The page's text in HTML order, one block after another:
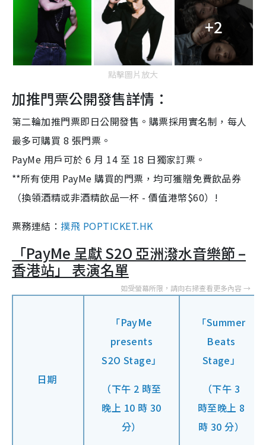
+2
點擊圖片放大
加推門票公開發售詳情：
第二輪加推門票即日公開發售。購票採用實名制，每人
最多可購買 8 張門票。
PayMe 用戶可於 6 月 14 至 18 日獨家訂票。
**所有使用 PayMe 購買的門票，均可獲贈免費飲品券
（換領酒精或非酒精飲品一杯 - 價值港幣$60）!
票務連結： 撲飛 POPTICKET.HK
「PayMe 呈獻 S2O 亞洲潑水音樂節 –
香港站」 表演名單
日期
「PayMe
presents
S2O Stage」
（下午 2 時至
晚上 10 時 30
分）
「Summer
Beats
Stage」
（下午 3
時至晚上 8
時 30 分）